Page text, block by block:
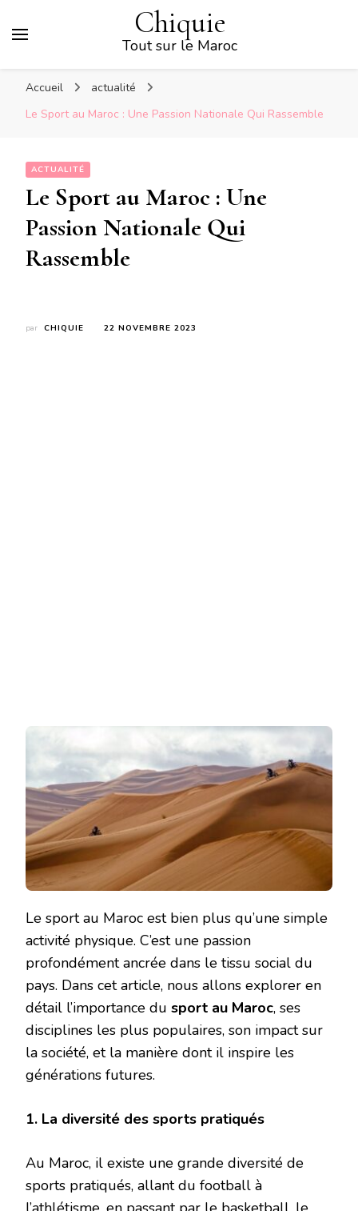
Chiquie
Tout sur le Maroc
Accueil
actualité
Le Sport au Maroc : Une Passion Nationale Qui Rassemble
ACTUALITÉ
Le Sport au Maroc : Une
Passion Nationale Qui
Rassemble
par CHIQUIE 22 NOVEMBRE 2023
Le sport au Maroc est bien plus qu’une simple
activité physique. C’est une passion
profondément ancrée dans le tissu social du
pays. Dans cet article, nous allons explorer en
détail l’importance du sport au Maroc, ses
disciplines les plus populaires, son impact sur
la société, et la manière dont il inspire les
générations futures.
1. La diversité des sports pratiqués
Au Maroc, il existe une grande diversité de
sports pratiqués, allant du football à